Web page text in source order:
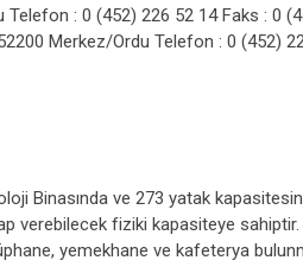
: 0 (452) 226 52 14 Faks : 0
Merkez/Ordu Telefon : 0 (452)
Binasında ve 273 yatak
verebilecek fiziki kapasiteye
yemekhane ve kafeterya